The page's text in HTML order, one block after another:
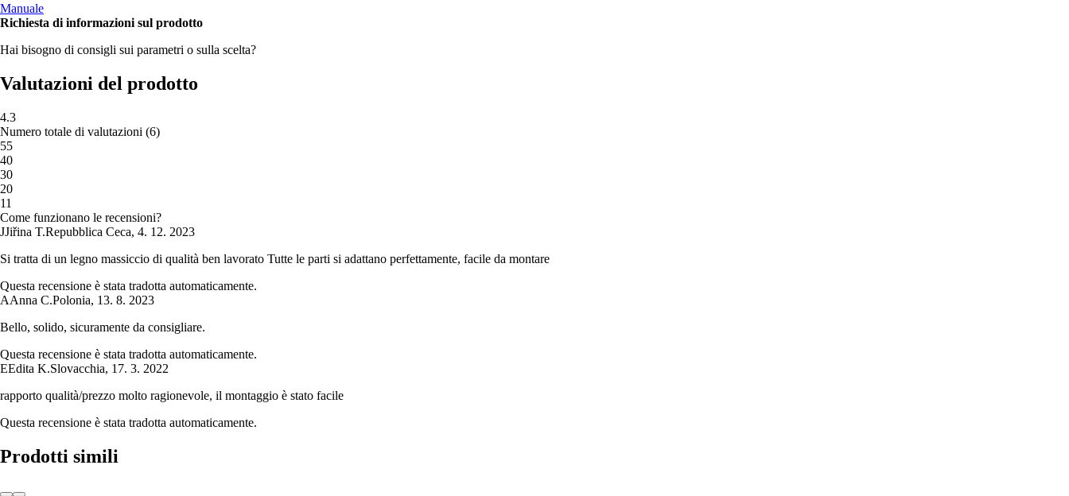
Manuale
Richiesta di informazioni sul prodotto
Hai bisogno di consigli sui parametri o sulla scelta?
Valutazioni del prodotto
4.3
Numero totale di valutazioni (6)
55
40
30
20
11
Come funzionano le recensioni?
JJiřina T.Repubblica Ceca, 4. 12. 2023
Si tratta di un legno massiccio di qualità ben lavorato Tutte le parti si adattano perfettamente, facile da montare
Questa recensione è stata tradotta automaticamente.
AAnna C.Polonia, 13. 8. 2023
Bello, solido, sicuramente da consigliare.
Questa recensione è stata tradotta automaticamente.
EEdita K.Slovacchia, 17. 3. 2022
rapporto qualità/prezzo molto ragionevole, il montaggio è stato facile
Questa recensione è stata tradotta automaticamente.
Prodotti simili